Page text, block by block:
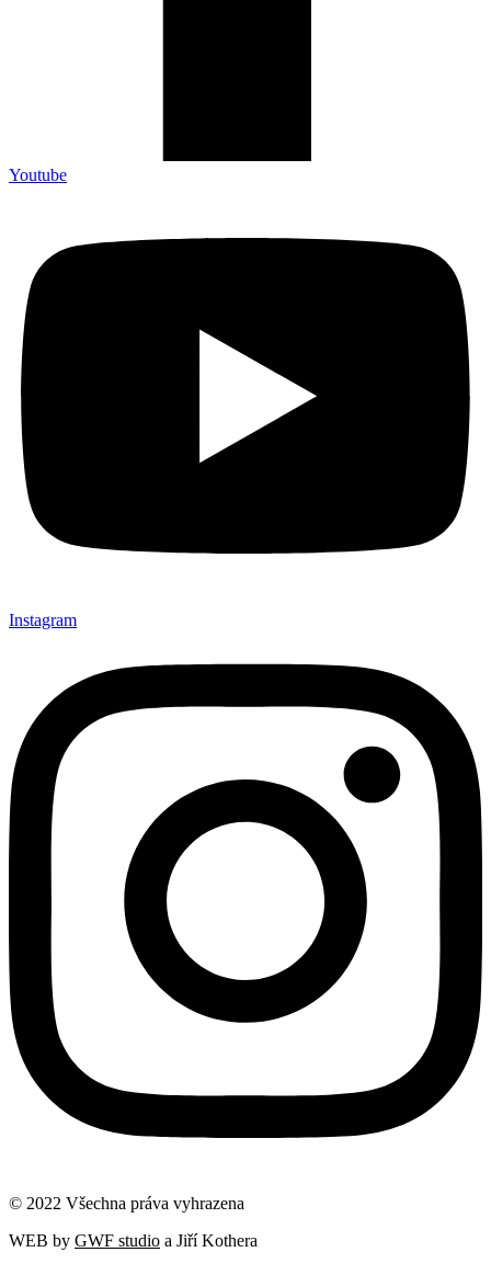
Youtube
Instagram
© 2022 Všechna práva vyhrazena
WEB by GWF studio a Jiří Kothera